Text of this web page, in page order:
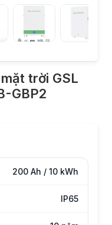
trời GSL
GBP2
200 Ah / 10 kWh
IP65